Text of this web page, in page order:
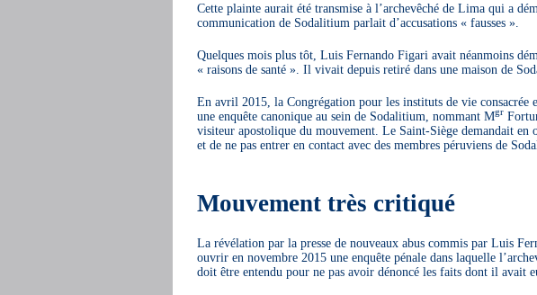
Cette plainte aurait été transmise à l’archevêché de Lima qui a
communication de Sodalitium parlait d’accusations « fausses ».
Quelques mois plus tôt, Luis Fernando Figari avait néanmoins
« raisons de santé ». Il vivait depuis retiré dans une maison de
En avril 2015, la Congrégation pour les instituts de vie consacrée
une enquête canonique au sein de Sodalitium, nommant Mgr
visiteur apostolique du mouvement. Le Saint-Siège demandait
et de ne pas entrer en contact avec des membres péruviens de
Mouvement très critiqué
La révélation par la presse de nouveaux abus commis par Luis
ouvrir en novembre 2015 une enquête pénale dans laquelle
doit être entendu pour ne pas avoir dénoncé les faits dont il avait